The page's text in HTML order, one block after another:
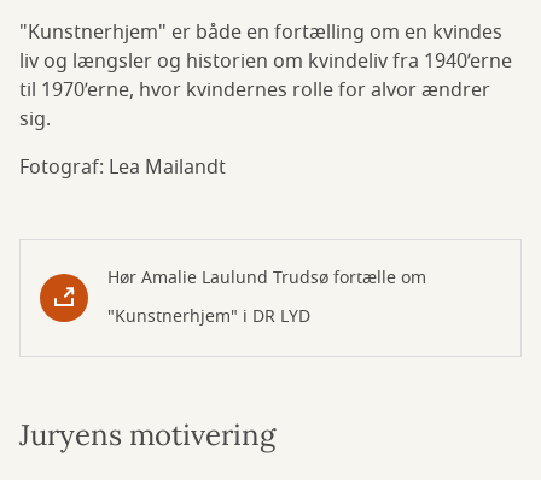
"Kunstnerhjem" er både en fortælling om en kvindes
liv og længsler og historien om kvindeliv fra 1940’erne
til 1970’erne, hvor kvindernes rolle for alvor ændrer
sig.
Fotograf: Lea Mailandt
Hør Amalie Laulund Trudsø fortælle om
"Kunstnerhjem" i DR LYD
Juryens motivering